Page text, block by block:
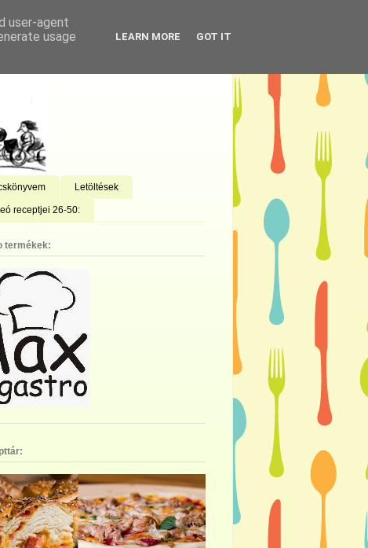
Letöltések
receptjei 26-50:
termékek:
user-agent
usage
LEARN MORE GOT IT